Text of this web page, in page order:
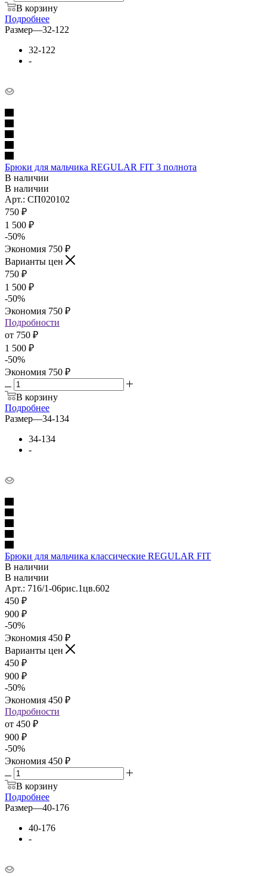
В корзину
Подробнее
Размер—32-122
32-122
-
Брюки для мальчика REGULAR FIT 3 полнота
В наличии
В наличии
Арт.: СП020102
750 ₽
1 500 ₽
-50%
Экономия 750 ₽
Варианты цен
750 ₽
1 500 ₽
-50%
Экономия 750 ₽
Подробности
от 750 ₽
1 500 ₽
-50%
Экономия 750 ₽
В корзину
Подробнее
Размер—34-134
34-134
-
Брюки для мальчика классические REGULAR FIT
В наличии
В наличии
Арт.: 716/1-06рис.1цв.602
450 ₽
900 ₽
-50%
Экономия 450 ₽
Варианты цен
450 ₽
900 ₽
-50%
Экономия 450 ₽
Подробности
от 450 ₽
900 ₽
-50%
Экономия 450 ₽
В корзину
Подробнее
Размер—40-176
40-176
-